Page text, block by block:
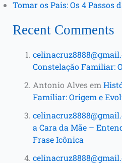
Tomar os Pais: Os 4 Passos
Recent Comments
Constelação Familiar:
Antonio Alvesem
Familiar: Origem e
a Cara da Mãe –
Frase Icônica